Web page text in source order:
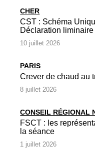
CHER
CST : Schéma
Déclaration
10 juillet 2026
PARIS
Crever de chaud au
8 juillet 2026
CONSEIL RÉGIONAL
FSCT : les
la séance
1 juillet 2026